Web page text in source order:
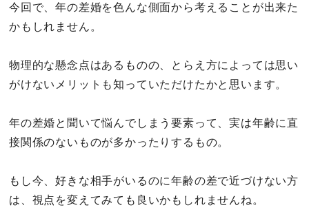
今回で、年の差婚を色んな側面から考えることが出来た
かもしれません。
物理的な懸念点はあるものの、とらえ方によっては思い
がけないメリットも知っていただけたかと思います。
年の差婚と聞いて悩んでしまう要素って、実は年齢に直
接関係のないものが多かったりするもの。
もし今、好きな相手がいるのに年齢の差で近づけない方
は、視点を変えてみても良いかもしれませんね。